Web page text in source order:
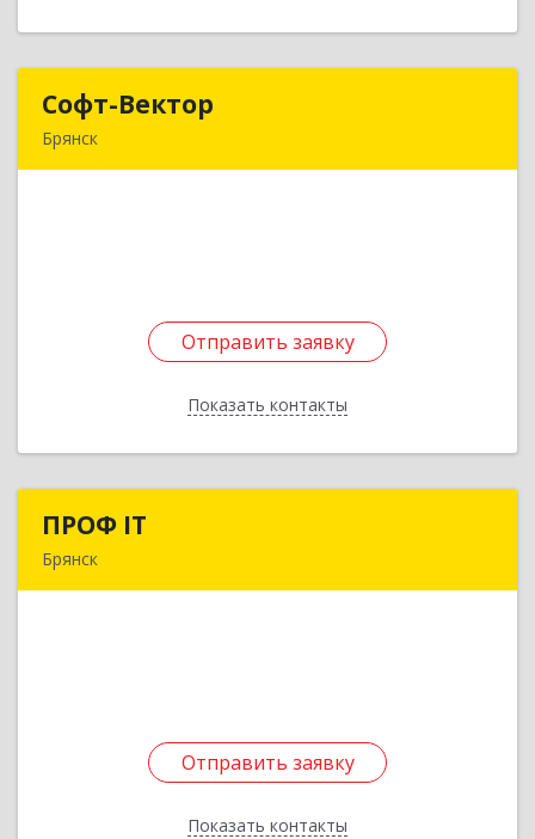
Софт-Вектор
Брянск
Отправить заявку
Показать контакты
Отправить заявку
Назад
ПРОФ IT
Брянск
Отправить заявку
Показать контакты
Отправить заявку
Назад